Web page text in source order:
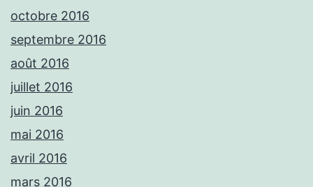
octobre 2016
septembre 2016
août 2016
juillet 2016
juin 2016
mai 2016
avril 2016
mars 2016